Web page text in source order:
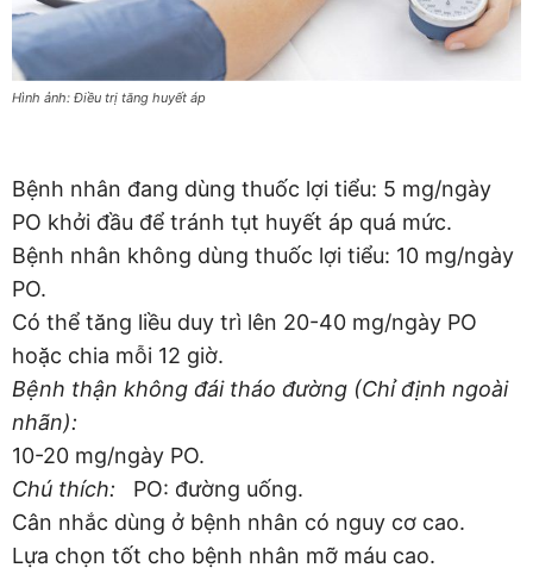
Hình ảnh: Điều trị tăng huyết áp
Bệnh nhân đang dùng thuốc lợi tiểu: 5 mg/ngày
PO khởi đầu để tránh tụt huyết áp quá mức.
Bệnh nhân không dùng thuốc lợi tiểu: 10 mg/ngày
PO.
Có thể tăng liều duy trì lên 20-40 mg/ngày PO
hoặc chia mỗi 12 giờ.
Bệnh thận không đái tháo đường (Chỉ định ngoài
nhãn):
10-20 mg/ngày PO.
Chú thích: PO: đường uống.
Cân nhắc dùng ở bệnh nhân có nguy cơ cao.
Lựa chọn tốt cho bệnh nhân mỡ máu cao.